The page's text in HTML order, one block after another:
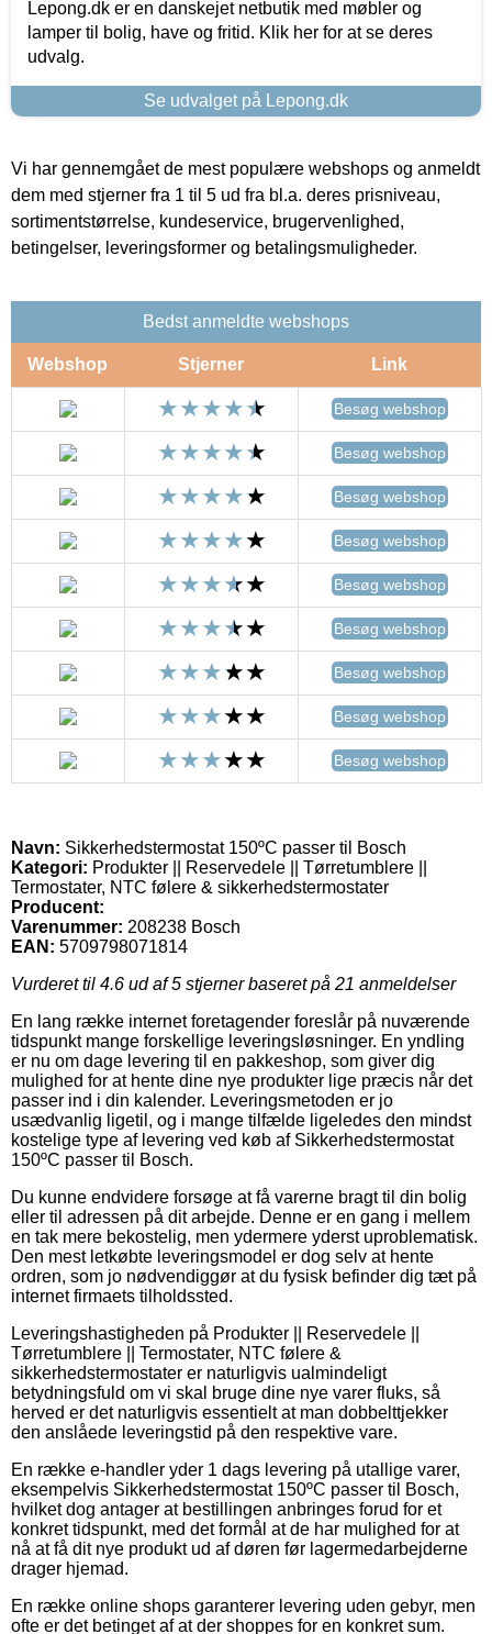
Lepong.dk er en danskejet netbutik med møbler og
lamper til bolig, have og fritid. Klik her for at se deres
udvalg.
Se udvalget på Lepong.dk
Vi har gennemgået de mest populære webshops og anmeldt
dem med stjerner fra 1 til 5 ud fra bl.a. deres prisniveau,
sortimentstørrelse, kundeservice, brugervenlighed,
betingelser, leveringsformer og betalingsmuligheder.
Bedst anmeldte webshops
Webshop Stjerner Link
Besøg webshop
Besøg webshop
Besøg webshop
Besøg webshop
Besøg webshop
Besøg webshop
Besøg webshop
Besøg webshop
Besøg webshop
Navn: Sikkerhedstermostat 150ºC passer til Bosch
Kategori: Produkter || Reservedele || Tørretumblere ||
Termostater, NTC følere & sikkerhedstermostater
Producent:
Varenummer: 208238 Bosch
EAN: 5709798071814
Vurderet til 4.6 ud af 5 stjerner baseret på 21 anmeldelser
En lang række internet foretagender foreslår på nuværende
tidspunkt mange forskellige leveringsløsninger. En yndling
er nu om dage levering til en pakkeshop, som giver dig
mulighed for at hente dine nye produkter lige præcis når det
passer ind i din kalender. Leveringsmetoden er jo
usædvanlig ligetil, og i mange tilfælde ligeledes den mindst
kostelige type af levering ved køb af Sikkerhedstermostat
150ºC passer til Bosch.
Du kunne endvidere forsøge at få varerne bragt til din bolig
eller til adressen på dit arbejde. Denne er en gang i mellem
en tak mere bekostelig, men ydermere yderst uproblematisk.
Den mest letkøbte leveringsmodel er dog selv at hente
ordren, som jo nødvendiggør at du fysisk befinder dig tæt på
internet firmaets tilholdssted.
Leveringshastigheden på Produkter || Reservedele ||
Tørretumblere || Termostater, NTC følere &
sikkerhedstermostater er naturligvis ualmindeligt
betydningsfuld om vi skal bruge dine nye varer fluks, så
herved er det naturligvis essentielt at man dobbelttjekker
den anslåede leveringstid på den respektive vare.
En række e-handler yder 1 dags levering på utallige varer,
eksempelvis Sikkerhedstermostat 150ºC passer til Bosch,
hvilket dog antager at bestillingen anbringes forud for et
konkret tidspunkt, med det formål at de har mulighed for at
nå at få dit nye produkt ud af døren før lagermedarbejderne
drager hjemad.
En række online shops garanterer levering uden gebyr, men
ofte er det betinget af at der shoppes for en konkret sum.